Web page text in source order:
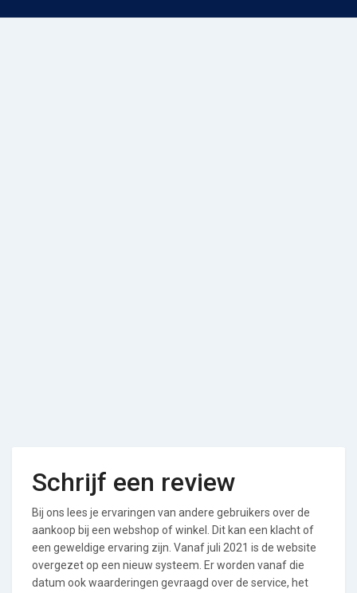
Schrijf een review
Bij ons lees je ervaringen van andere gebruikers over de
aankoop bij een webshop of winkel. Dit kan een klacht of
een geweldige ervaring zijn. Vanaf juli 2021 is de website
overgezet op een nieuw systeem. Er worden vanaf die
datum ook waarderingen gevraagd over de service, het